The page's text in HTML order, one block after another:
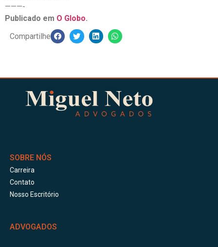
———-
Publicado em O Globo.
Compartilhe
SOBRE NÓS
Carreira
Contato
Nosso Escritório
ADVOGADOS